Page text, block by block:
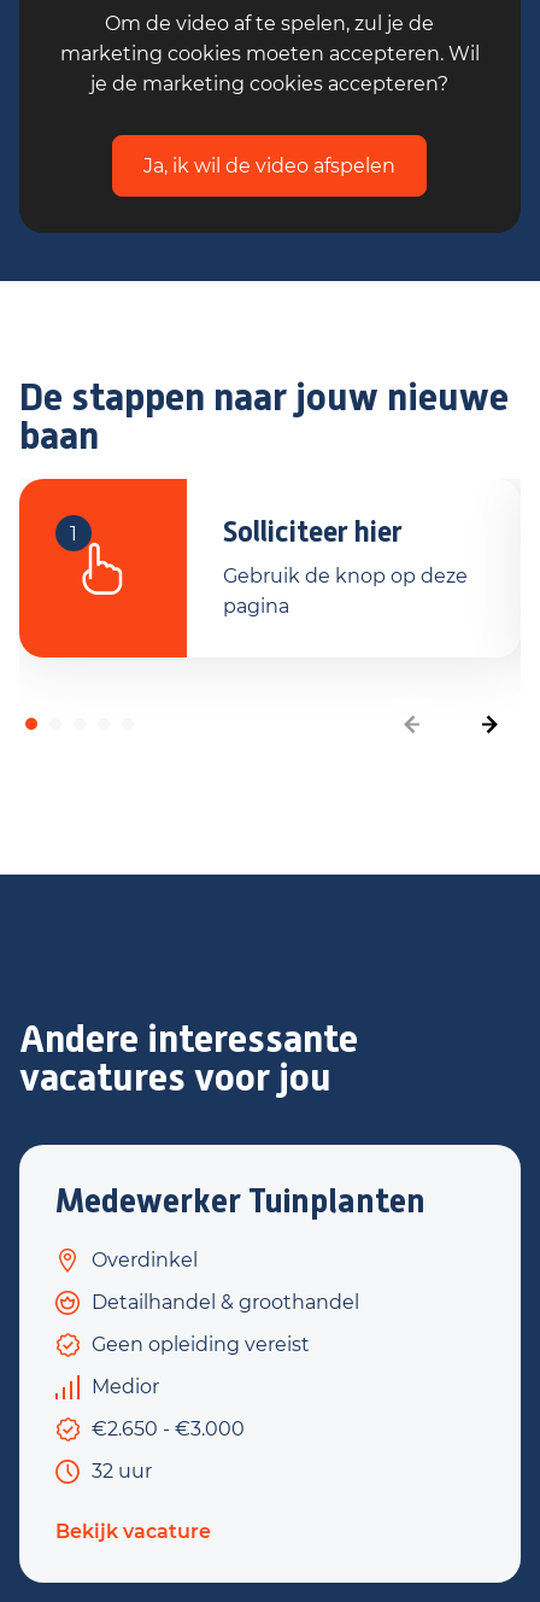
Om de video af te spelen, zul je de
marketing cookies moeten accepteren. Wil
je de marketing cookies accepteren?
Ja, ik wil de video afspelen
De stappen naar jouw nieuwe
baan
1 Solliciteer hier
Gebruik de knop op deze
pagina
Andere interessante
vacatures voor jou
Medewerker Tuinplanten
Overdinkel
Detailhandel & groothandel
Geen opleiding vereist
Medior
€2.650 - €3.000
32 uur
Bekijk vacature